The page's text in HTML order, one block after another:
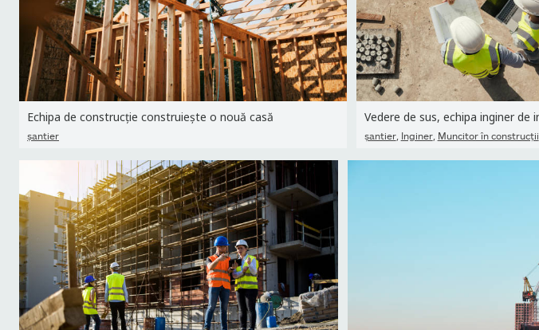
Echipa de construcție construiește o nouă casă
şantier şantier, Inginer, Muncitor în construcţii